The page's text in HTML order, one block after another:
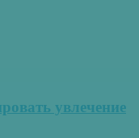
увлечение